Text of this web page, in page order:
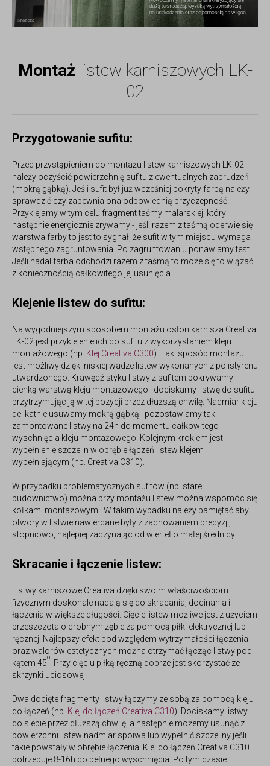
Montażlistew karniszowych LK-
02
Przygotowanie sufitu:
Przed przystąpieniem do montażu listew karniszowych LK-02
należy oczyścić powierzchnię sufitu z ewentualnych zabrudzeń
(mokrą gąbką). Jeśli sufit był już wcześniej pokryty farbą należy
sprawdzić czy zapewnia ona odpowiednią przyczepność.
Przyklejamy w tym celu fragment taśmy malarskiej, który
następnie energicznie zrywamy - jeśli razem z taśmą oderwie się
warstwa farby to jest to sygnał, że sufit w tym miejscu wymaga
wstępnego zagruntowania. Po zagruntowaniu ponawiamy test.
Jeśli nadal farba odchodzi razem z taśmą to może się to wiązać
z koniecznością całkowitego jej usunięcia.
Klejenie listew do sufitu:
Najwygodniejszym sposobem montażu osłon karnisza Creativa
LK-02 jest przyklejenie ich do sufitu z wykorzystaniem kleju
montażowego (np. Klej Creativa C300). Taki sposób montażu
jest możliwy dzięki niskiej wadze listew wykonanych z polistyrenu
utwardzonego. Krawędź styku listwy z sufitem pokrywamy
cienką warstwą kleju montażowego i dociskamy listwę do sufitu
przytrzymując ją w tej pozycji przez dłuższą chwilę. Nadmiar kleju
delikatnie usuwamy mokrą gąbką i pozostawiamy tak
zamontowane listwy na 24h do momentu całkowitego
wyschnięcia kleju montażowego. Kolejnym krokiem jest
wypełnienie szczelin w obrębie łączeń listew klejem
wypełniającym (np. Creativa C310).
W przypadku problematycznych sufitów (np. stare
budownictwo) można przy montażu listew można wspomóc się
kołkami montażowymi. W takim wypadku należy pamiętać aby
otwory w listwie nawiercane były z zachowaniem precyzji,
stopniowo, najlepiej zaczynając od wierteł o małej średnicy.
Skracanie i łączenie listew:
Listwy karniszowe Creativa dzięki swoim właściwościom
fizycznym doskonale nadają się do skracania, docinania i
łączenia w większe długości. Cięcie listew możliwe jest z użyciem
brzeszczota o drobnym zębie za pomocą piłki elektrycznej lub
ręcznej. Najlepszy efekt pod względem wytrzymałości łączenia
oraz walorów estetycznych można otrzymać łącząc listwy pod
kątem 45
o
. Przy cięciu piłką ręczną dobrze jest skorzystać ze
skrzynki uciosowej.
Dwa docięte fragmenty listwy łączymy ze sobą za pomocą kleju
do łączeń (np. Klej do łączeń Creativa C310). Dociskamy listwy
do siebie przez dłuższą chwilę, a następnie możemy usunąć z
powierzchni listew nadmiar spoiwa lub wypełnić szczeliny jeśli
takie powstały w obrębie łączenia. Klej do łączeń Creativa C310
potrzebuje 8-16h do pełnego wyschnięcia. Po tym czasie